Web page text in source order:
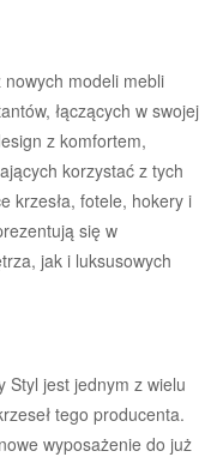
modeli mebli
łączących w swojej
z komfortem,
korzystać z tych
krzesła, fotele, hokery i
się w
jak i luksusowych
Styl jest jednym z wielu
tego producenta.
wyposażenie do już